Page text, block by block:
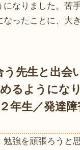
になりました。苦
なったことに、大
う先生と出会
るようにな
年生／発達
勉強を頑張ろうと